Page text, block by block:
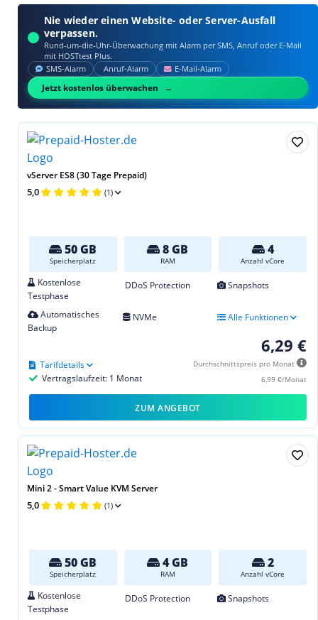
Nie wieder einen Website- oder Server-Ausfall
verpassen.
Rund-um-die-Uhr-Überwachung mit Alarm per SMS, Anruf oder E‑Mail
mit HOSTtest Plus.
SMS‑Alarm Anruf‑Alarm E‑Mail‑Alarm
Jetzt kostenlos überwachen
vServer ES8 (30 Tage Prepaid)
5,0 (1)
50 GB
Speicherplatz
8 GB
RAM
4
Anzahl vCore
Kostenlose
Testphase
DDoS Protection Snapshots
Automatisches
Backup
NVMe Alle Funktionen
6,29 €
Durchschnittspreis pro Monat
6,99 €/Monat
Vertragslaufzeit: 1 Monat
Tarifdetails
ZUM ANGEBOT
Mini 2 - Smart Value KVM Server
5,0 (1)
50 GB
Speicherplatz
4 GB
RAM
2
Anzahl vCore
Kostenlose
Testphase
DDoS Protection Snapshots